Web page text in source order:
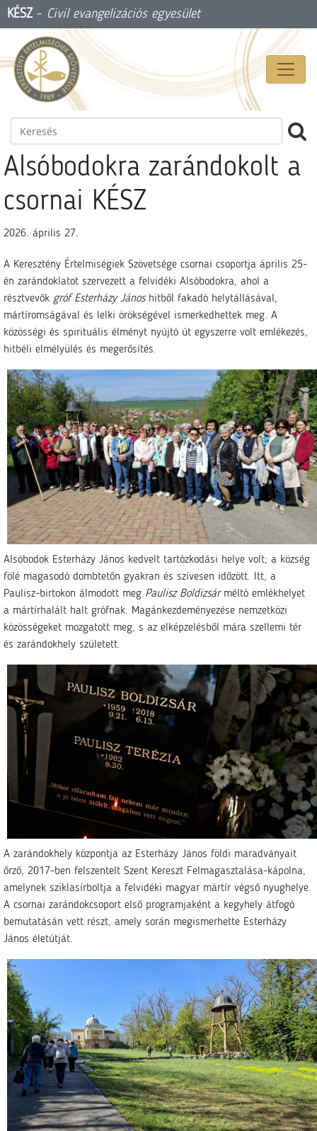
KÉSZ- Civil evangelizációs egyesület
Alsóbodokra zarándokolt a
csornai KÉSZ
2026. április 27.
A Keresztény Értelmiségiek Szövetsége csornai csoportja április 25-
én zarándoklatot szervezett a felvidéki Alsóbodokra, ahol a
résztvevők gróf Esterházy Jánoshitből fakadó helytállásával,
mártíromságával és lelki örökségével ismerkedhettek meg. A
közösségi és spirituális élményt nyújtó út egyszerre volt emlékezés,
hitbéli elmélyülés és megerősítés.
Alsóbodok Esterházy János kedvelt tartózkodási helye volt; a község
fölé magasodó dombtetőn gyakran és szívesen időzött. Itt, a
Paulisz-birtokon álmodott meg Paulisz Boldizsár méltó emlékhelyet
a mártírhalált halt grófnak. Magánkezdeményezése nemzetközi
közösségeket mozgatott meg, s az elképzelésből mára szellemi tér
és zarándokhely született.
A zarándokhely központja az Esterházy János földi maradványait
őrző, 2017-ben felszentelt Szent Kereszt Felmagasztalása-kápolna,
amelynek sziklasírboltja a felvidéki magyar mártír végső nyughelye.
A csornai zarándokcsoport első programjaként a kegyhely átfogó
bemutatásán vett részt, amely során megismerhette Esterházy
János életútját.